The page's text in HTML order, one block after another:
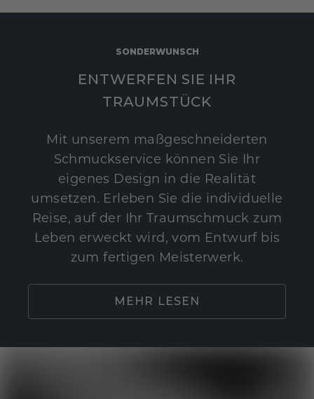
SONDERWUNSCH
ENTWERFEN SIE IHR
TRAUMSTÜCK
Mit unserem maßgeschneiderten
Schmuckservice können Sie Ihr
eigenes Design in die Realität
umsetzen. Erleben Sie die individuelle
Reise, auf der Ihr Traumschmuck zum
Leben erweckt wird, vom Entwurf bis
zum fertigen Meisterwerk.
MEHR LESEN